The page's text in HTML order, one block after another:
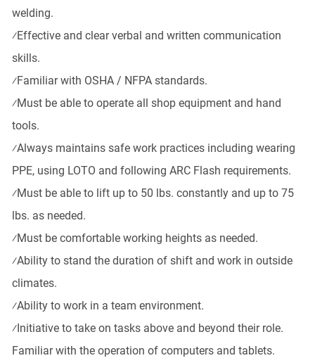
welding.
⁄Effective and clear verbal and written communication
skills.
⁄Familiar with OSHA / NFPA standards.
⁄Must be able to operate all shop equipment and hand
tools.
⁄Always maintains safe work practices including wearing
PPE, using LOTO and following ARC Flash requirements.
⁄Must be able to lift upto 50 lbs. constantly and up to 75
lbs. as needed.
⁄Must be comfortable working heights as needed.
⁄Ability to stand the duration of shift and work in outside
climates.
⁄Ability to work in a team environment.
⁄Initiative to take on tasks above and beyond their role.
Familiar with the operation of computers and tablets.